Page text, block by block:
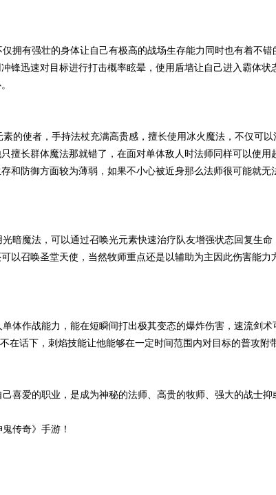
有强壮的身体让自己有极高的战场生存能力同时也有着不
锋迅速对目标进行打击概率眩晕，使用盾墙让自己进入霸体
使者，手持法杖充满高贵感，擅长使用冰火魔法，不仅可
擅长群体魔法那就错了，在面对单体敌人时法师同样可以使
和防御方面较为薄弱，如果不小心被近身那么法师很可能就
魔法，可以通过召唤光元素快速治疗队友增强状态回复生
以召唤圣堂天使，当然牧师重点还是以辅助为主因此伤害能
作战能力，能在短瞬间打出极其变态的爆炸伤害，速流剑
在话下，刺焰技能让他能够在一定时间范围内对目标的普攻
爱的职业，是成为神秘的法师、高贵的牧师、强大的战士
传奇》手游！